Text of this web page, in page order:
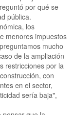
por qué se
pública.
los
menores impuestos
mucho
de la ampliación
restricciones por la
con
en el sector,
sería baja",